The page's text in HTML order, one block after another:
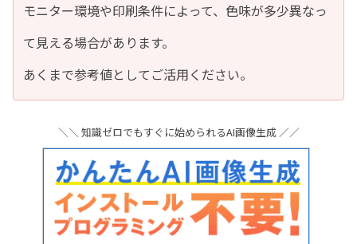
モニター環境や印刷条件によって、色味が多少異なっ
て見える場合があります。
あくまで参考値としてご活用ください。
＼＼ 知識ゼロでもすぐに始められるAI画像生成 ／／